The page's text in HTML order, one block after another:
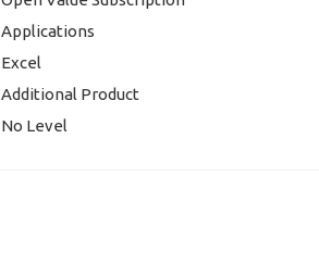
Applications
Excel
Additional Product
No Level